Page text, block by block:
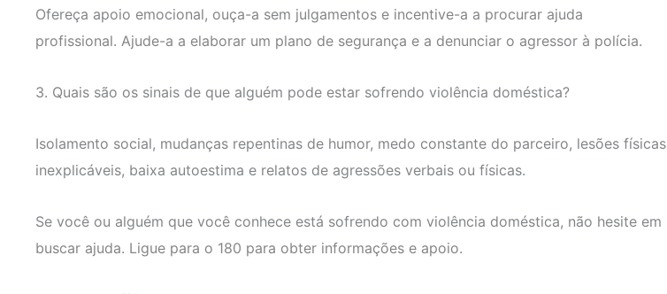
Ofereça apoio emocional, ouça-a sem julgamentos e incentive-a a procurar ajuda
profissional. Ajude-a a elaborar um plano de segurança e a denunciar o agressor à polícia.
3. Quais são os sinais de que alguém pode estar sofrendo violência doméstica?
Isolamento social, mudanças repentinas de humor, medo constante do parceiro, lesões físicas
inexplicáveis, baixa autoestima e relatos de agressões verbais ou físicas.
Se você ou alguém que você conhece está sofrendo com violência doméstica, não hesite em
buscar ajuda. Ligue para o 180 para obter informações e apoio.